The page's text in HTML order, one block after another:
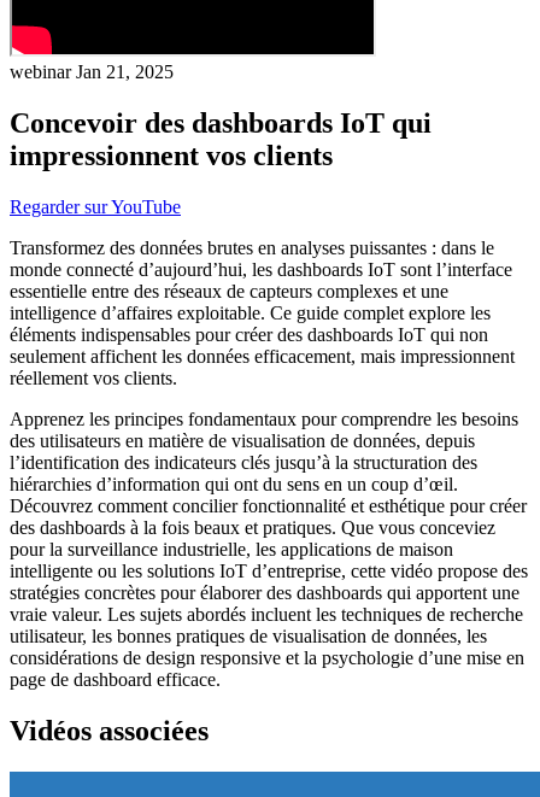
webinarJan 21, 2025
Concevoir des dashboards IoT qui
impressionnent vos clients
Regarder sur YouTube
Transformez des données brutes en analyses puissantes : dans le
monde connecté d’aujourd’hui, les dashboards IoT sont l’interface
essentielle entre des réseaux de capteurs complexes et une
intelligence d’affaires exploitable. Ce guide complet explore les
éléments indispensables pour créer des dashboards IoT qui non
seulement affichent les données efficacement, mais impressionnent
réellement vos clients.
Apprenez les principes fondamentaux pour comprendre les besoins
des utilisateurs en matière de visualisation de données, depuis
l’identification des indicateurs clés jusqu’à la structuration des
hiérarchies d’information qui ont du sens en un coup d’œil.
Découvrez comment concilier fonctionnalité et esthétique pour créer
des dashboards à la fois beaux et pratiques. Que vous conceviez
pour la surveillance industrielle, les applications de maison
intelligente ou les solutions IoT d’entreprise, cette vidéo propose des
stratégies concrètes pour élaborer des dashboards qui apportent une
vraie valeur. Les sujets abordés incluent les techniques de recherche
utilisateur, les bonnes pratiques de visualisation de données, les
considérations de design responsive et la psychologie d’une mise en
page de dashboard efficace.
Vidéos associées